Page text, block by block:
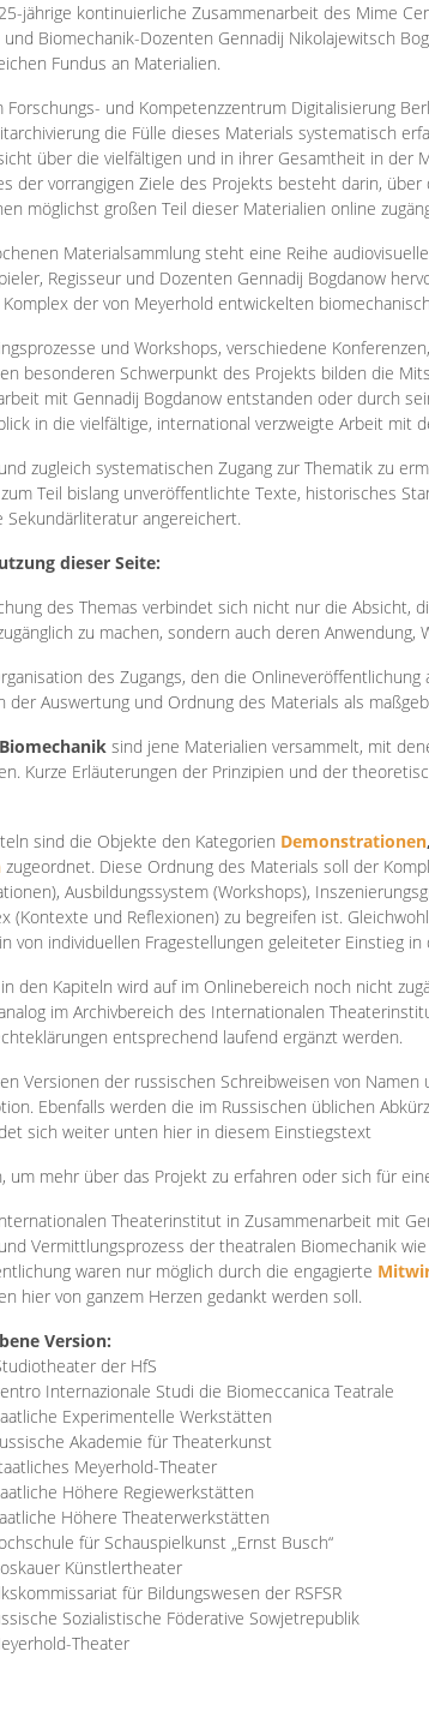
jährige kontinuierliche Zusammenarbeit des Mime
und Biomechanik-Dozenten Gennadij Nikolajewitsch
Fundus an Materialien.
Forschungs- und Kompetenzzentrum Digitalisierung
die Fülle dieses Materials systematisch
über die vielfältigen und in ihrer Gesamtheit in der
der vorrangigen Ziele des Projekts besteht darin,
möglichst großen Teil dieser Materialien online
Materialsammlung steht eine Reihe
Regisseur und Dozenten Gennadij Bogdanow
der von Meyerhold entwickelten
und Workshops, verschiedene
besonderen Schwerpunkt des Projekts bilden die
mit Gennadij Bogdanow entstanden oder durch
in die vielfältige, international verzweigte Arbeit mit
zugleich systematischen Zugang zur Thematik zu
Teil bislang unveröffentlichte Texte, historisches
angereichert.
dieser Seite:
des Themas verbindet sich nicht nur die Absicht,
zu machen, sondern auch deren
des Zugangs, den die
der Auswertung und Ordnung des Materials als
sind jene Materialien versammelt, mit
Kurze Erläuterungen der Prinzipien und der
sind die Objekte den Kategorien Demonstrationen,
zugeordnet. Diese Ordnung des Materials soll der
Ausbildungssystem (Workshops),
(Kontexte und Reflexionen) zu begreifen ist.
von individuellen Fragestellungen geleiteter Einstieg
den Kapiteln wird auf im Onlinebereich noch nicht
im Archivbereich des Internationalen
entsprechend laufend ergänzt werden.
Versionen der russischen Schreibweisen von
Ebenfalls werden die im Russischen üblichen
sich weiter unten hier in diesem Einstiegstext
um mehr über das Projekt zu erfahren oder sich für
Theaterinstitut in Zusammenarbeit mit
Vermittlungsprozess der theatralen Biomechanik
waren nur möglich durch die engagierte
hier von ganzem Herzen gedankt werden soll.
Version:
der HfS
Internazionale Studi die Biomeccanica Teatrale
Experimentelle Werkstätten
Akademie für Theaterkunst
Meyerhold-Theater
Höhere Regiewerkstätten
Höhere Theaterwerkstätten
für Schauspielkunst „Ernst Busch“
Künstlertheater
für Bildungswesen der RSFSR
Sozialistische Föderative Sowjetrepublik
Theater